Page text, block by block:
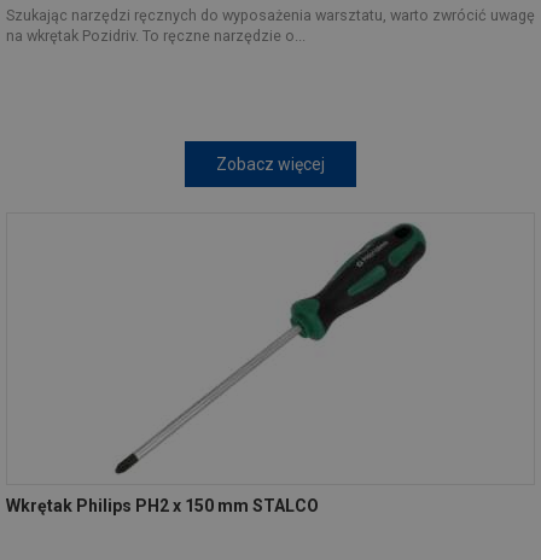
Szukając narzędzi ręcznych do wyposażenia warsztatu, warto zwrócić uwagę
na wkrętak Pozidriv. To ręczne narzędzie o...
Zobacz więcej
Wkrętak Philips PH2 x 150 mm STALCO